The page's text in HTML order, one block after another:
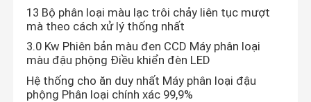
13 Bộ phân loại màu lạc trôi chảy liên tục mượt
mà theo cách xử lý thống nhất
3.0 Kw Phiên bản màu đen CCD Máy phân loại
màu đậu phộng Điều khiển đèn LED
Hệ thống cho ăn duy nhất Máy phân loại đậu
phộng Phân loại chính xác 99,9%